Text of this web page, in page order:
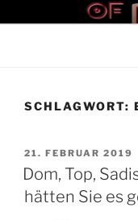
InhaltTHE ART
Der Blog für BDSM
SCHLAGWORT:
VERÖFFENTLICHT
AM
21. FEBRUAR 2019
Dom, Top,
hätten Sie es